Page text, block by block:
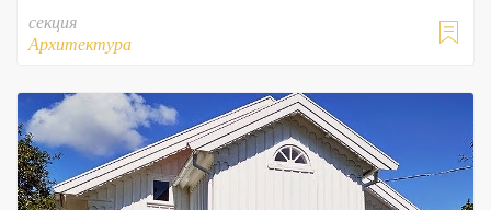

секция
Архитектура